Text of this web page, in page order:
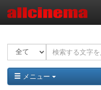
メニュー